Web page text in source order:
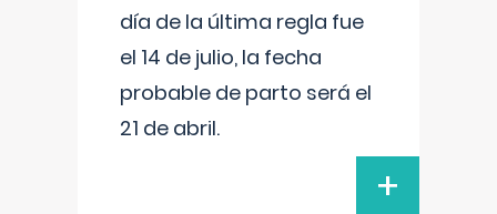
día de la última regla fue
el 14 de julio, la fecha
probable de parto será el
21 de abril.
+